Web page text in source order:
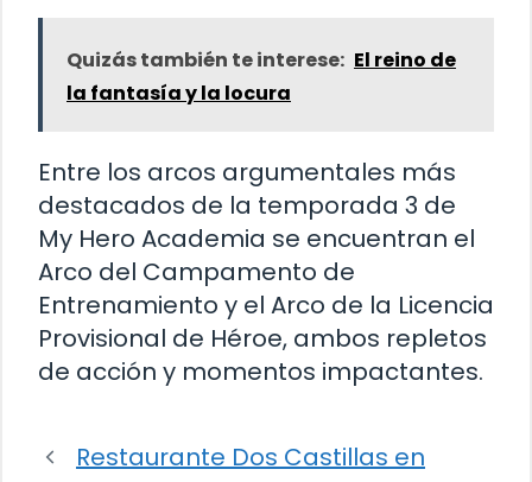
Quizás también te interese: El reino de
la fantasía y la locura
Entre los arcos argumentales más
destacados de la temporada 3 de
My Hero Academia se encuentran el
Arco del Campamento de
Entrenamiento y el Arco de la Licencia
Provisional de Héroe, ambos repletos
de acción y momentos impactantes.
Restaurante Dos Castillas en